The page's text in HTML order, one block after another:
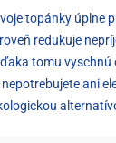
topánky úplne
redukuje
tomu
ani